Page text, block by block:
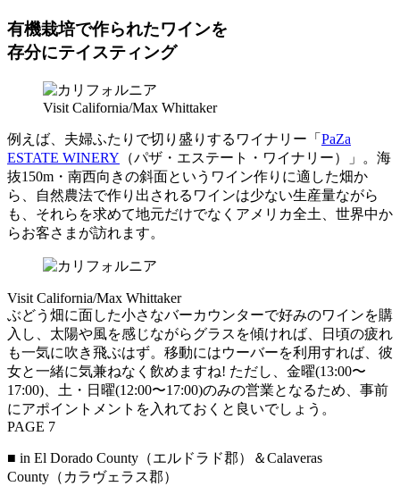
有機栽培で作られたワインを
存分にテイスティング
Visit California/Max Whittaker
例えば、夫婦ふたりで切り盛りするワイナリー「 PaZa
ESTATE WINERY （パザ・エステート・ワイナリー）」。海
抜150m・南西向きの斜面というワイン作りに適した畑か
ら、自然農法で作り出されるワインは少ない生産量ながら
も、それらを求めて地元だけでなくアメリカ全土、世界中か
らお客さまが訪れます。
Visit California/Max Whittaker
ぶどう畑に面した小さなバーカウンターで好みのワインを購
入し、太陽や風を感じながらグラスを傾ければ、日頃の疲れ
も一気に吹き飛ぶはず。移動にはウーバーを利用すれば、彼
女と一緒に気兼ねなく飲めますね! ただし、金曜(13:00〜
17:00)、土・日曜(12:00〜17:00)のみの営業となるため、事前
にアポイントメントを入れておくと良いでしょう。
PAGE 7
■ in El Dorado County（エルドラド郡）＆Calaveras
County（カラヴェラス郡）